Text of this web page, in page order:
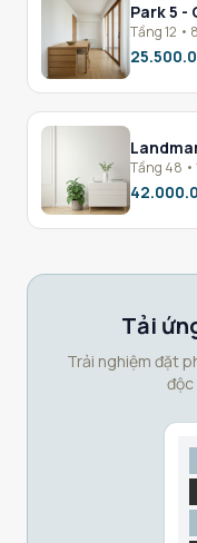
Tầng 12 •
Tầng 48 •
Tải
Trải nghiệm đặt
độc